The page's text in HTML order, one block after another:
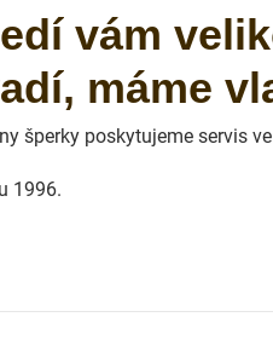
vám
máme
šperky poskytujeme servis
1996.